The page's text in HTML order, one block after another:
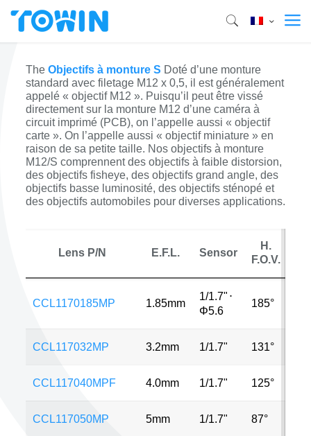
The Objectifs à monture S Doté d’une monture
standard avec filetage M12 x 0,5, il est généralement
appelé « objectif M12 ». Puisqu’il peut être vissé
directement sur la monture M12 d’une caméra à
circuit imprimé (PCB), on l’appelle aussi « objectif
carte ». On l’appelle aussi « objectif miniature » ​​en
raison de sa petite taille. Nos objectifs à monture
M12/S comprennent des objectifs à faible distorsion,
des objectifs fisheye, des objectifs grand angle, des
objectifs basse luminosité, des objectifs sténopé et
des objectifs automobiles pour diverses applications.
Lens P/N E.F.L. Sensor
H.
F.O.V.
CCL1170185MP 1.85mm
1/1.7" ⋅
Φ5.6
185°
CCL117032MP 3.2mm 1/1.7" 131°
CCL117040MPF 4.0mm 1/1.7" 125°
CCL117050MP 5mm 1/1.7" 87°